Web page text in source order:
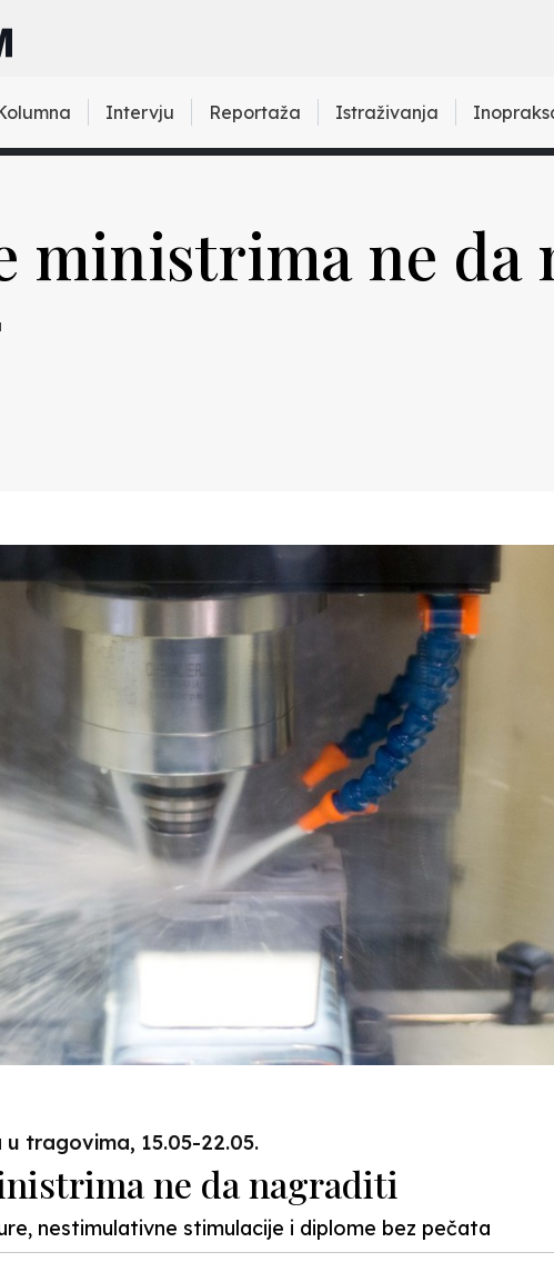
Intervju Reportaža Istraživanja
ministrima ne
u tragovima, 15.05-22.05.
ne da nagraditi
nestimulativne stimulacije i diplome bez pečata